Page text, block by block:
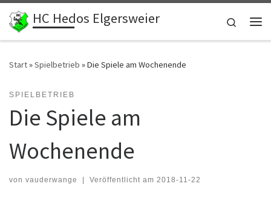
Zum Inhalt springen
HC Hedos Elgersweier
Search
Start»Spielbetrieb »Die Spiele am Wochenende
SPIELBETRIEB
Die Spiele am
Wochenende
von vauderwange | Veröffentlicht am 2018-11-22